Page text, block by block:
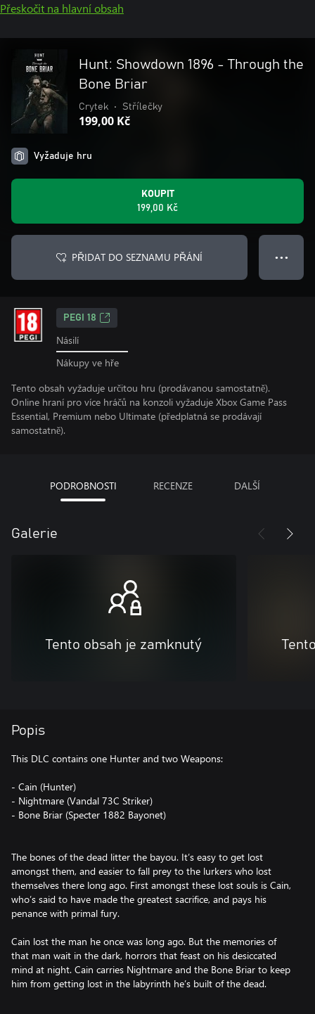
Přeskočit na hlavní obsah
Hunt: Showdown 1896 - Through the
Bone Briar
Crytek • Střílečky
199,00 Kč
Vyžaduje hru
KOUPIT
199,00 Kč
PŘIDAT DO SEZNAMU PŘÁNÍ ● ● ●
PEGI 18
Násilí
Nákupy ve hře
Tento obsah vyžaduje určitou hru (prodávanou samostatně).
Online hraní pro více hráčů na konzoli vyžaduje Xbox Game Pass
Essential, Premium nebo Ultimate (předplatná se prodávají
samostatně).
PODROBNOSTI RECENZE DALŠÍ
Galerie
Tento obsah je zamknutý
Popis
This DLC contains one Hunter and two Weapons:
- Cain (Hunter)
- Nightmare (Vandal 73C Striker)
- Bone Briar (Specter 1882 Bayonet)
The bones of the dead litter the bayou. It’s easy to get lost
amongst them, and easier to fall prey to the lurkers who lost
themselves there long ago. First amongst these lost souls is Cain,
who’s said to have made the greatest sacrifice, and pays his
penance with primal fury.
Cain lost the man he once was long ago. But the memories of
that man wait in the dark, horrors that feast on his desiccated
mind at night. Cain carries Nightmare and the Bone Briar to keep
him from getting lost in the labyrinth he’s built of the dead.